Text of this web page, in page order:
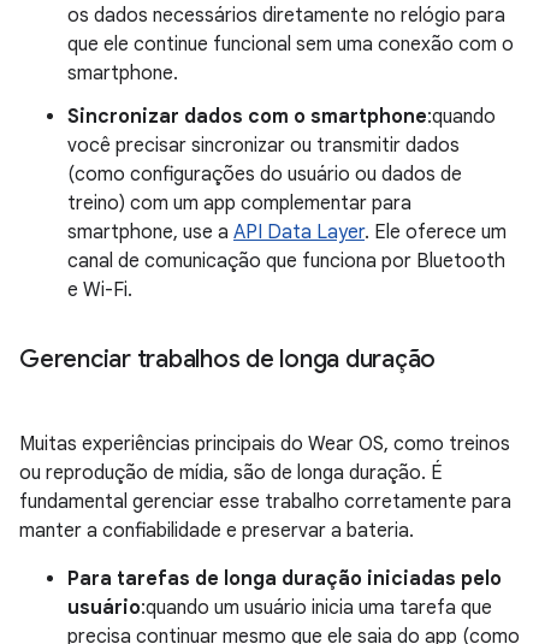
os dados necessários diretamente no relógio para
que ele continue funcional sem uma conexão com o
smartphone.
Sincronizar dados com o smartphone:quando
você precisar sincronizar ou transmitir dados
(como configurações do usuário ou dados de
treino) com um app complementar para
smartphone, use a API Data Layer. Ele oferece um
canal de comunicação que funciona por Bluetooth
e Wi-Fi.
Gerenciar trabalhos de longa duração
Muitas experiências principais do Wear OS, como treinos
ou reprodução de mídia, são de longa duração. É
fundamental gerenciar esse trabalho corretamente para
manter a confiabilidade e preservar a bateria.
Para tarefas de longa duração iniciadas pelo
usuário:quando um usuário inicia uma tarefa que
precisa continuar mesmo que ele saia do app (como